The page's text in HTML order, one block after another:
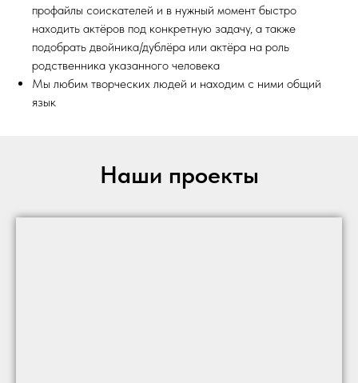
профайлы соискателей и в нужный момент быстро
находить актёров под конкретную задачу, а также
подобрать двойника/дублёра или актёра на роль
родственника указанного человека
Мы любим творческих людей и находим с ними общий
язык
Наши проекты